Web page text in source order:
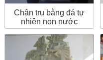
Chân trụ bằng đá tự
nhiên non nước